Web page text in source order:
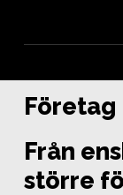
Företag
Från
större